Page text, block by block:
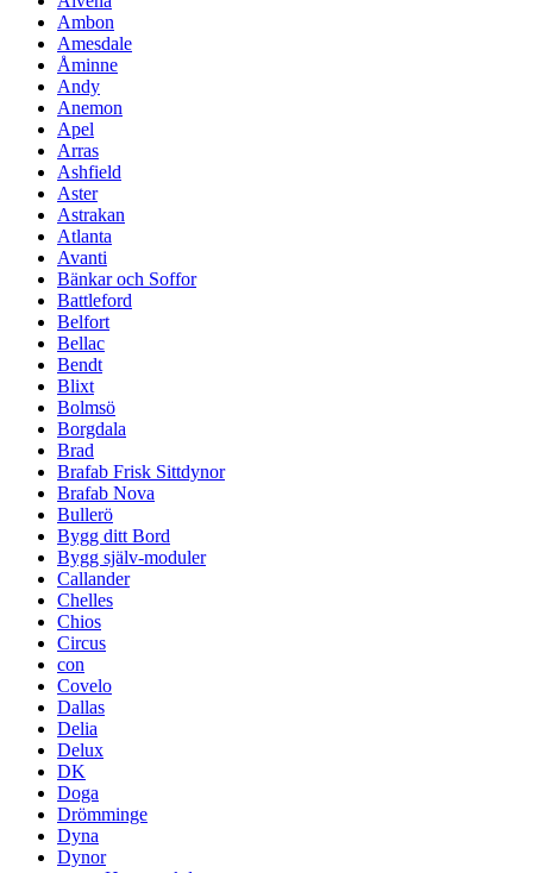
Ambon
Amesdale
Åminne
Andy
Anemon
Apel
Arras
Ashfield
Aster
Astrakan
Atlanta
Avanti
Bänkar och Soffor
Battleford
Belfort
Bellac
Bendt
Blixt
Bolmsö
Borgdala
Brad
Brafab Frisk Sittdynor
Brafab Nova
Bullerö
Bygg ditt Bord
Bygg själv-moduler
Callander
Chelles
Chios
Circus
con
Covelo
Dallas
Delia
Delux
DK
Doga
Drömminge
Dyna
Dynor